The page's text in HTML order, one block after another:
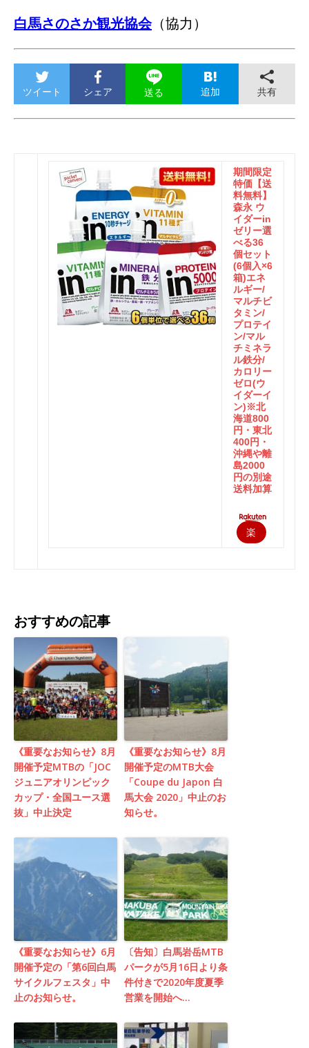
白馬さのさか観光協会（協力）
ツイート シェア 送る 追加 共有
期間限定
特価【送
料無料】
森永 ウ
イダーin
ゼリー選
べる36
個セット
(6個入×6
箱)エネ
ルギー/
マルチビ
タミン/
プロテイ
ン/マル
チミネラ
ル鉄分/
カロリー
ゼロ(ウ
イダーイ
ン)※北
海道800
円・東北
400円・
沖縄や離
島2000
円の別途
送料加算
楽
おすすめの記事
《重要なお知らせ》8月
開催予定MTBの「JOC
ジュニアオリンピック
カップ・全国ユース選
抜」中止決定
《重要なお知らせ》8月
開催予定のMTB大会
「Coupe du Japon 白
馬大会 2020」中止のお
知らせ。
《重要なお知らせ》6月
開催予定の「第6回白馬
サイクルフェスタ」中
止のお知らせ。
〔告知〕白馬岩岳MTB
パークが5月16日より条
件付きで2020年度夏季
営業を開始へ…